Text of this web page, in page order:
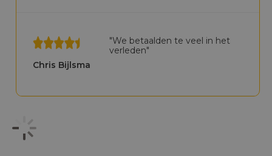
Chris Bijlsma
"We betaalden te veel in het
verleden"